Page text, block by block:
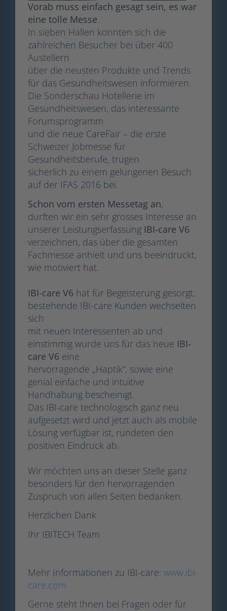
Vorab muss einfach gesagt sein, es war
eine tolle Messe.
In sieben Hallen konnten sich die
zahlreichen Besucher bei über 400
Austellern
über die neusten Produkte und Trends
für das Gesundheitswesen informieren.
Die Sonderschau Hotellerie im
Gesundheitswesen, das interessante
Forumsprogramm
und die neue CareFair – die erste
Schweizer Jobmesse für
Gesundheitsberufe, trugen
sicherlich zu einem gelungenen Besuch
auf der IFAS 2016 bei.
Schon vom ersten Messetag an,
durften wir ein sehr grosses Interesse an
unserer Leistungserfassung IBI-care V6
verzeichnen, das über die gesamten
Fachmesse anhielt und uns beeindruckt,
wie motiviert hat.
IBI-care V6 hat für Begeisterung gesorgt,
bestehende IBI-care Kunden wechselten
sich
mit neuen Interessenten ab und
einstimmig wurde uns für das neue IBI-
care V6 eine
hervorragende „Haptik“, sowie eine
genial einfache und intuitive
Handhabung bescheinigt.
Das IBI-care technologisch ganz neu
aufgesetzt wird und jetzt auch als mobile
Lösung verfügbar ist, rundeten den
positiven Eindruck ab.
Wir möchten uns an dieser Stelle ganz
besonders für den hervorragenden
Zuspruch von allen Seiten bedanken.
Herzlichen Dank
Ihr IBITECH Team
Mehr Informationen zu IBI-care: www.ibi-
care.com
Gerne steht Ihnen bei Fragen oder für